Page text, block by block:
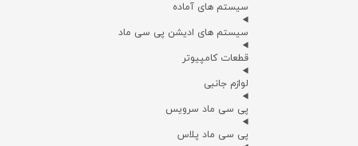
سیستم های آماده
سیستم های ادیشن پی سی ماد
قطعات کامپیوتر
لوازم جانبی
پی سی ماد سرویس
پی سی ماد پلاس